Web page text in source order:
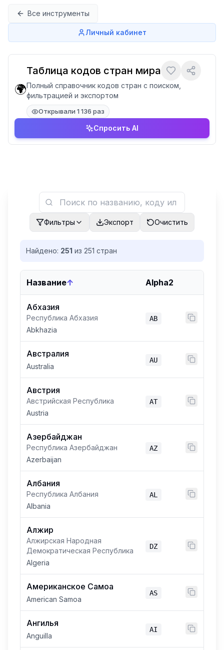
Все инструменты
Личный кабинет
🌍
Таблица кодов стран мира
Полный справочник кодов стран с поиском,
фильтрацией и экспортом
Открывали 1 136 раз
Спросить AI
Фильтры Экспорт Очистить
Найдено: 251 из 251 стран
Название↑ Alpha2
Абхазия
Республика Абхазия
Abkhazia
AB
Австралия
Australia
AU
Австрия
Австрийская Республика
Austria
AT
Азербайджан
Республика Азербайджан
Azerbaijan
AZ
Албания
Республика Албания
Albania
AL
Алжир
Алжирская Народная
Демократическая Республика
Algeria
DZ
Американское Самоа
American Samoa
AS
Ангилья
Anguilla
AI